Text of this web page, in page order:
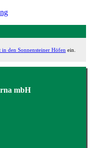
den Sonnensteiner Höfen ein.
mbH